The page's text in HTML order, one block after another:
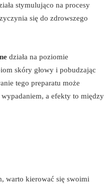
stymulująco na procesy
się do zdrowszego
działa na poziomie
skóry głowy i pobudzając
tego preparatu może
a efekty to między
warto kierować się swoimi